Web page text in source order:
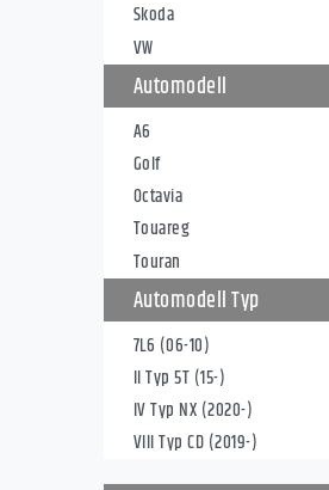
Skoda
VW
Automodell
A6
Golf
Octavia
Touareg
Touran
Automodell Typ
7L6 (06-10)
II Typ 5T (15-)
IV Typ NX (2020-)
VIII Typ CD (2019-)